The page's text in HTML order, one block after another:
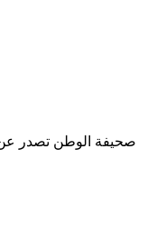
صحيفة الوطن تصدر